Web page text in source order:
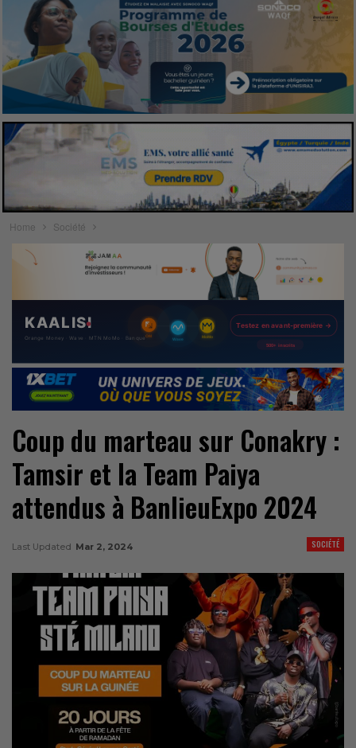
Home Société
Coup du marteau sur Conakry :
Tamsir et la Team Paiya
attendus à BanlieuExpo 2024
SOCIÉTÉ
Last Updated Mar 2, 2024